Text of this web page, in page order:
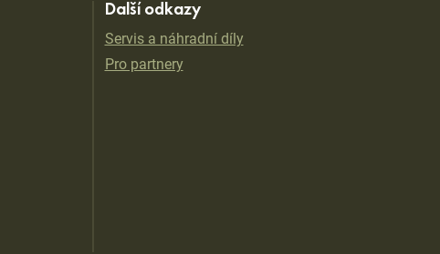
Další odkazy
Servis a náhradní díly
Pro partnery